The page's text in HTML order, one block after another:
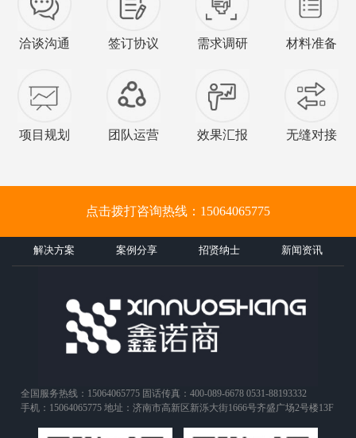
洽谈沟通 签订协议 需求调研 材料准备
项目规划 团队运营 效果汇报 无缝对接
点击拨打咨询热线：15064065775
解决方案 案例分享 招贤纳士 新闻资讯
全国服务热线：15064065775 固话传真：400-089-6678 0531-88193332
手机：15064065775 地址：济南市高新区新泺大街1666号齐盛广场2号楼13F